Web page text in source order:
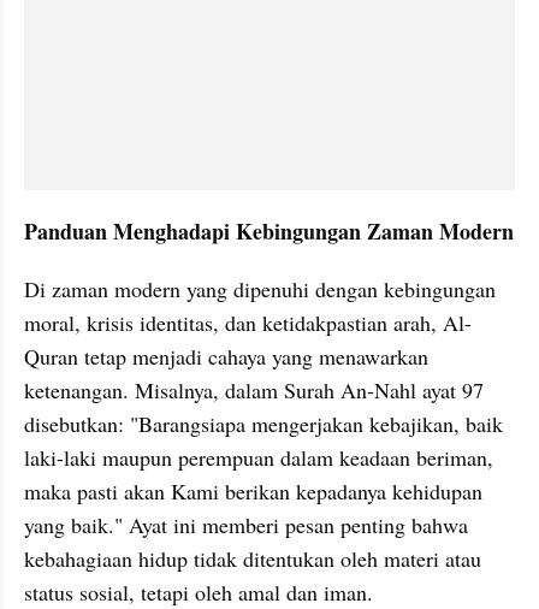
Panduan Menghadapi Kebingungan Zaman Modern
Di zaman modern yang dipenuhi dengan kebingungan
moral, krisis identitas, dan ketidakpastian arah, Al-
Quran tetap menjadi cahaya yang menawarkan
ketenangan. Misalnya, dalam Surah An-Nahl ayat 97
disebutkan: "Barangsiapa mengerjakan kebajikan, baik
laki-laki maupun perempuan dalam keadaan beriman,
maka pasti akan Kami berikan kepadanya kehidupan
yang baik." Ayat ini memberi pesan penting bahwa
kebahagiaan hidup tidak ditentukan oleh materi atau
status sosial, tetapi oleh amal dan iman.